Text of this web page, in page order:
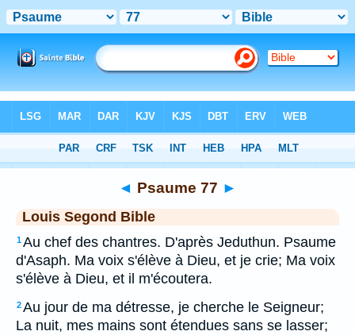
> Psaume 77
◄ Psaume 77 ►
Louis Segond Bible
1Au chef des chantres. D'après Jeduthun. Psaume
d'Asaph. Ma voix s'élève à Dieu, et je crie; Ma voix
s'élève à Dieu, et il m'écoutera.
2Au jour de ma détresse, je cherche le Seigneur;
La nuit, mes mains sont étendues sans se lasser;